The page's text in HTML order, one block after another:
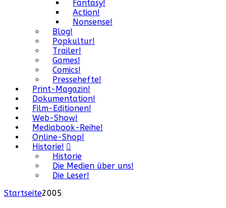
Fantasy!
Action!
Nonsense!
Blog!
Popkultur!
Trailer!
Games!
Comics!
Pressehefte!
Print-Magazin!
Dokumentation!
Film-Editionen!
Web-Show!
Mediabook-Reihe!
Online-Shop!
Historie!
Historie
Die Medien über uns!
Die Leser!
Startseite2005